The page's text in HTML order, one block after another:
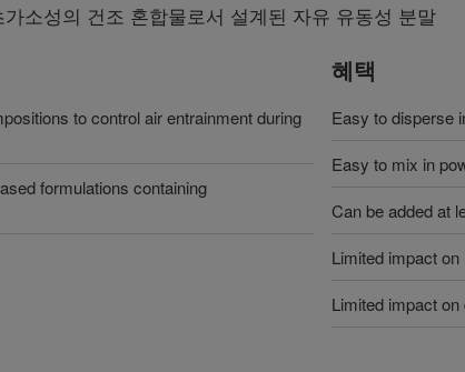
소성의 건조 혼합물로서 설계된 자유 유동성 분말
to control air entrainment during
formulations containing
혜택
Easy to disperse
Easy to mix in
Can be added at
Limited impact
Limited impact